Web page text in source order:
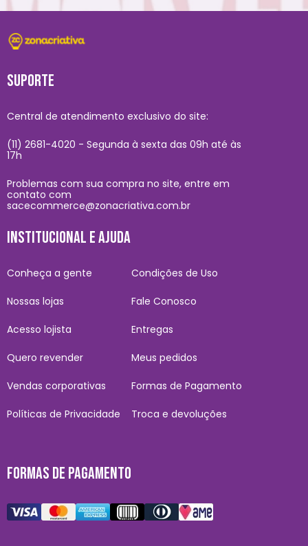
SUPORTE
Central de atendimento exclusivo do site:
(11) 2681-4020 - Segunda à sexta das 09h até às
17h
Problemas com sua compra no site, entre em
contato com
sacecommerce@zonacriativa.com.br
INSTITUCIONAL E AJUDA
Conheça a gente
Nossas lojas
Acesso lojista
Quero revender
Vendas corporativas
Políticas de Privacidade
Condições de Uso
Fale Conosco
Entregas
Meus pedidos
Formas de Pagamento
Troca e devoluções
FORMAS DE PAGAMENTO